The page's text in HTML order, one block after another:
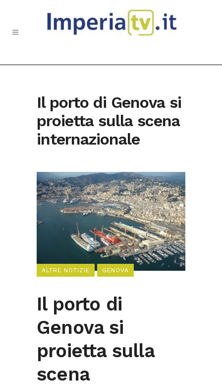
Il porto di Genova si
proietta sulla scena
internazionale
ALTRE NOTIZIE GENOVA
Il porto di
Genova si
proietta sulla
scena